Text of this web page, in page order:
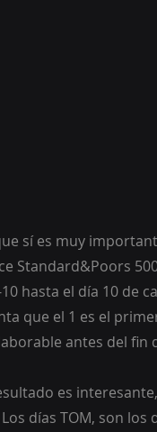
sí es muy
Standard&Poors
hasta el día 10 de
que el 1 es el
antes del fin
es
Los días TOM, son